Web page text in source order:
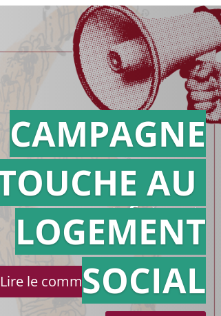
Action en
référé
Lire le communiqué de presse
CAMPAGNE
AU
LOGEMENT
SOCIAL